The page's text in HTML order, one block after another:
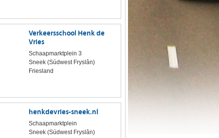
Verkeersschool Henk de
Vries
Schaapmarktplein 3
Sneek (Súdwest Fryslân)
Friesland
henkdevries-sneek.nl
Schaapmarktplein
Sneek (Súdwest Fryslân)